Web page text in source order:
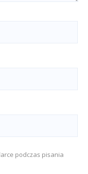
podczas pisania